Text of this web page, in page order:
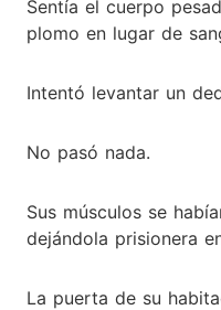
Sentía el cuerpo
plomo en lugar de
Intentó levantar un
No pasó nada.
Sus músculos se
dejándola prisionera
La puerta de su